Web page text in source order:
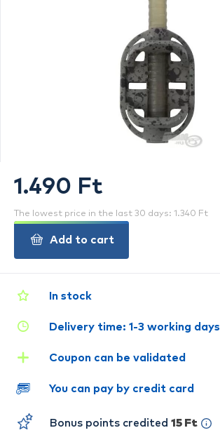
In stock
Delivery time: 1-3 working days
Coupon can be validated
You can pay by credit card
Bonus points credited 15 Ft
1.490 Ft
The lowest price in the last 30 days: 1.340 Ft
Add to cart